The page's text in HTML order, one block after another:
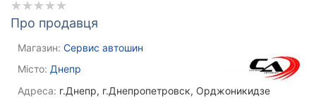
Про продавця
Магазин: Сервис автошин
Місто: Днепр
Адреса: г.Днепр, г.Днепропетровск, Орджоникидзе